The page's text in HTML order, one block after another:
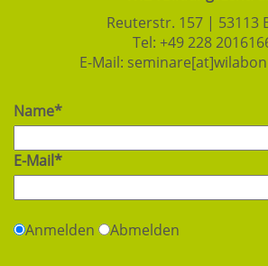
Reuterstr. 157 | 53113
Tel: +49 228
E-Mail:
Name*
E-Mail*
Anmelden Abmelden